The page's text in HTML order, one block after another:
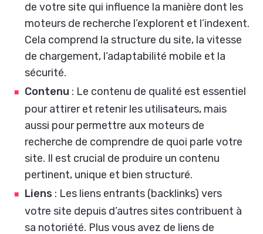
de votre site qui influence la manière dont les
moteurs de recherche l’explorent et l’indexent.
Cela comprend la structure du site, la vitesse
de chargement, l’adaptabilité mobile et la
sécurité.
Contenu : Le contenu de qualité est essentiel
pour attirer et retenir les utilisateurs, mais
aussi pour permettre aux moteurs de
recherche de comprendre de quoi parle votre
site. Il est crucial de produire un contenu
pertinent, unique et bien structuré.
Liens : Les liens entrants (backlinks) vers
votre site depuis d’autres sites contribuent à
sa notoriété. Plus vous avez de liens de